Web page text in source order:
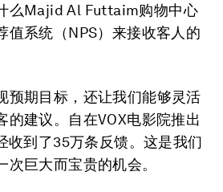
么Majid Al Futtaim购物中心
值系统（NPS）来接收客人的
预期目标，还让我们能够灵活
的建议。自在VOX电影院推出
收到了35万条反馈。这是我们
巨大而宝贵的机会。